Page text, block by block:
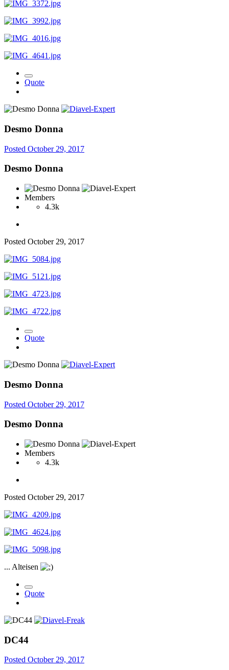
Quote
Desmo Donna
Posted October 29, 2017
Desmo Donna
Members
4.3k
Posted October 29, 2017
Quote
Desmo Donna
Posted October 29, 2017
Desmo Donna
Members
4.3k
Posted October 29, 2017
... Alteisen
Quote
DC44
Posted October 29, 2017